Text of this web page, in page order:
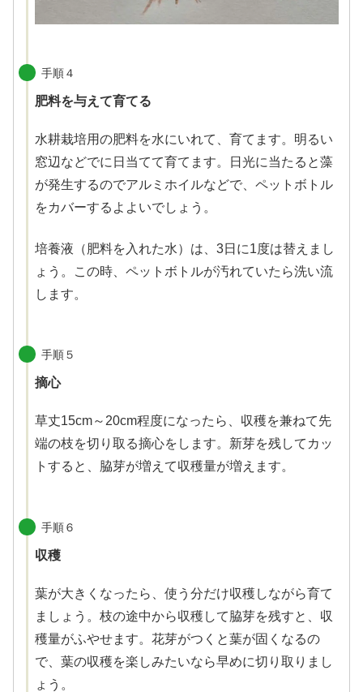
手順４
肥料を与えて育てる
水耕栽培用の肥料を水にいれて、育てます。明るい
窓辺などでに日当てて育てます。日光に当たると藻
が発生するのでアルミホイルなどで、ペットボトル
をカバーするよよいでしょう。
培養液（肥料を入れた水）は、3日に1度は替えまし
ょう。この時、ペットボトルが汚れていたら洗い流
します。
手順５
摘心
草丈15cm～20cm程度になったら、収穫を兼ねて先
端の枝を切り取る摘心をします。新芽を残してカッ
トすると、脇芽が増えて収穫量が増えます。
手順６
収穫
葉が大きくなったら、使う分だけ収穫しながら育て
ましょう。枝の途中から収穫して脇芽を残すと、収
穫量がふやせます。花芽がつくと葉が固くなるの
で、葉の収穫を楽しみたいなら早めに切り取りまし
ょう。